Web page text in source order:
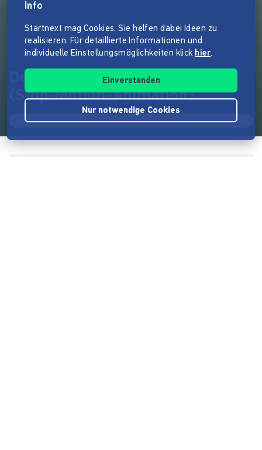
Der Tod des Filmemachers
(Stop-Motion-Animation)
Info
Startnext mag Cookies. Sie helfen dabei Ideen zu
realisieren. Für detaillierte Informationen und
individuelle Einstellungsmöglichkeiten klick hier.
Einverstanden
Nur notwendige Cookies